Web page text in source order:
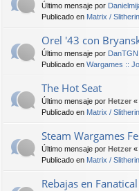
Último mensaje por
Publicado en Matrix /
Orel '43 con
Último mensaje por DanTGN
Publicado en Wargames ::
The Hot Seat
Último mensaje por Hetzer «
Publicado en Matrix /
Steam Wargames
Último mensaje por Hetzer «
Publicado en Matrix /
Rebajas en